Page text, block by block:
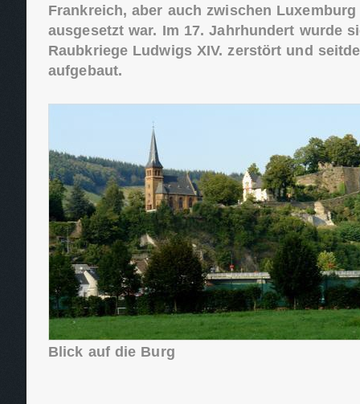
Frankreich, aber auch zwischen
ausgesetzt war. Im 17. Jahrhundert wurde
Raubkriege Ludwigs XIV. zerstört und
aufgebaut.
Blick auf die Burg